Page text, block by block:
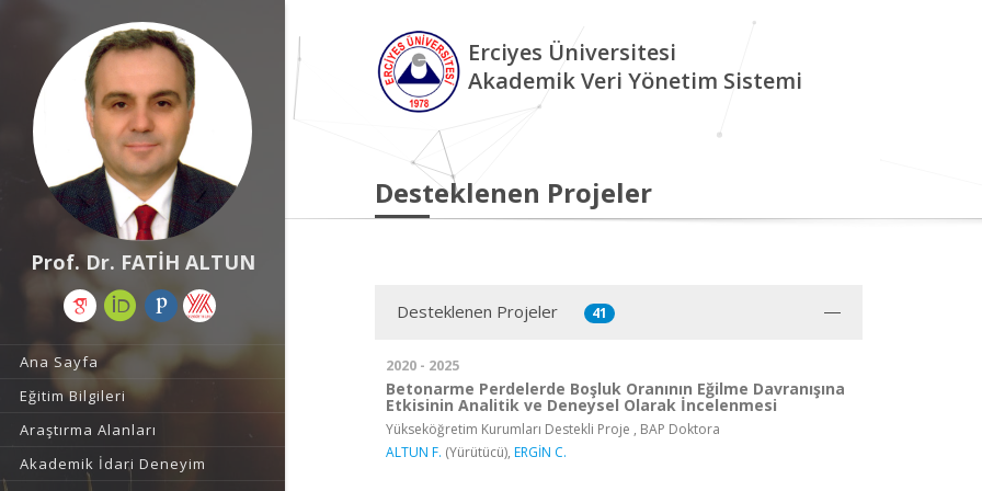
Prof. Dr. FATİH ALTUN
Ana Sayfa
Eğitim Bilgileri
Araştırma Alanları
Akademik İdari Deneyim
Erciyes Üniversitesi
Akademik Veri Yönetim Sistemi
Desteklenen Projeler
Desteklenen Projeler 41
2020 - 2025
Betonarme Perdelerde Boşluk Oranının Eğilme Davranışına
Etkisinin Analitik ve Deneysel Olarak İncelenmesi
Yükseköğretim Kurumları Destekli Proje , BAP Doktora
ALTUN F. (Yürütücü), ERGİN C.